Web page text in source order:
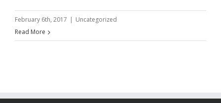
February 6th, 2017 | Uncategorized
Read More